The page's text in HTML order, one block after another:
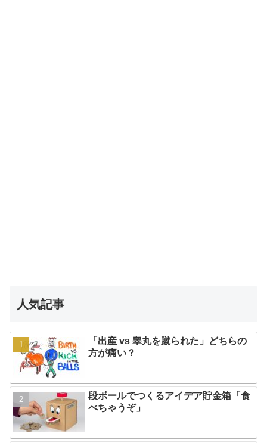
人気記事
「出産 vs 睾丸を蹴られた」どちらの
方が痛い？
段ボールでつくるアイデア貯金箱「食
べちゃうぞ」